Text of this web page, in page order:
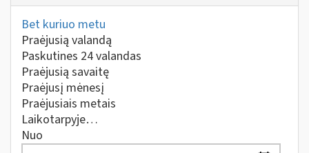
Bet kuriuo metu
Praėjusią valandą
Paskutines 24 valandas
Praėjusią savaitę
Praėjusį mėnesį
Praėjusiais metais
Laikotarpyje…
Nuo